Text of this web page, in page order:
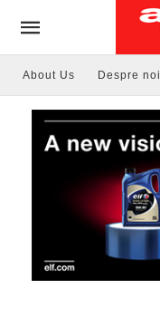
About Us Despre noi